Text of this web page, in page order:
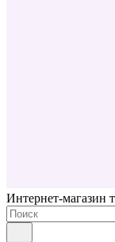
Интернет-магазин